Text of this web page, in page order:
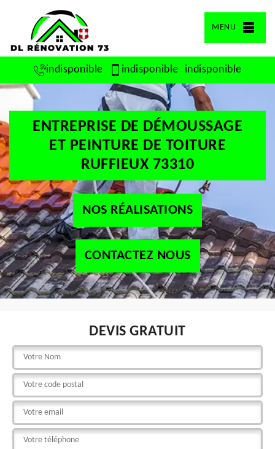
MENU
indisponible indisponible indisponible
ENTREPRISE DE DÉMOUSSAGE
ET PEINTURE DE TOITURE
RUFFIEUX 73310
NOS RÉALISATIONS
CONTACTEZ NOUS
DEVIS GRATUIT